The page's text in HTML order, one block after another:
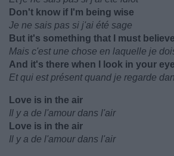
Don't know if I'm being wise
Je ne sais pas si j'ai été sage
But it's something that I must
Mais c'est une chose en laquelle je
And it's there when I look in your
Et qui est présent quand je regarde
Love is in the air
Il y a de l'amour dans l'air
Love is in the air
Il y a de l'amour dans l'air